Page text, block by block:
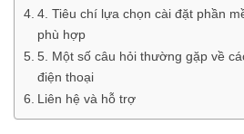
4. Tiêu chí lựa chọn cài đặt phần
phù hợp
5. Một số câu hỏi thường gặp về
điện thoại
Liên hệ và hỗ trợ